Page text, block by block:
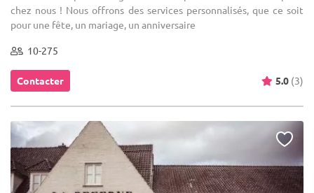
chez nous ! Nous offrons des services personnalisés, que ce soit
pour une fête, un mariage, un anniversaire
10-275
Contacter 5.0 (3)